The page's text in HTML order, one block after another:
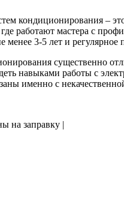
кондиционирования –
работают мастера с
менее 3-5 лет и
существенно
навыками работы с
именно с
на заправку |